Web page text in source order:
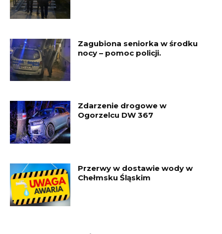
Zagubiona seniorka w środku
nocy – pomoc policji.
Zdarzenie drogowe w
Ogorzelcu DW 367
Przerwy w dostawie wody w
Chełmsku Śląskim